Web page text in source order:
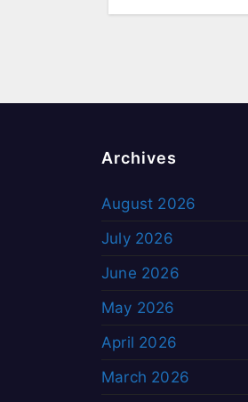
Archives
August 2026
July 2026
June 2026
May 2026
April 2026
March 2026